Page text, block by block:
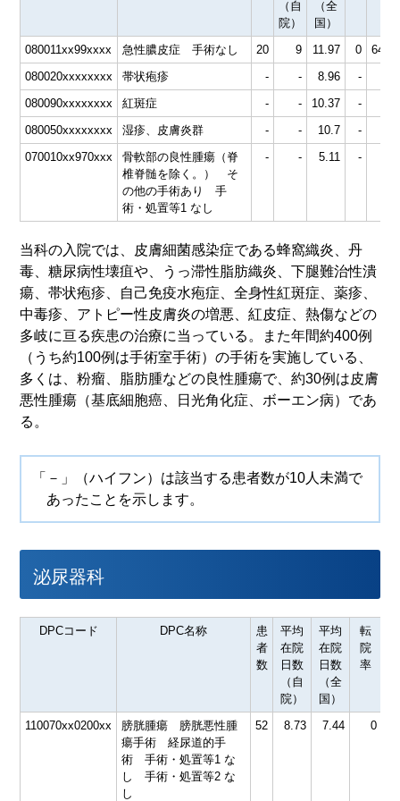
（自
院）
（全
国）
080011xx99xxxx 急性膿皮症 手術なし 20 9 11.97 0
64.25
080020xxxxxxxx
帯状疱疹 - - 8.96 -
080090xxxxxxxx
紅斑症 - - 10.37 -
080050xxxxxxxx
湿疹、皮膚炎群 - - 10.7 -
070010xx970xxx
骨軟部の良性腫瘍（脊
椎脊髄を除く。） そ
の他の手術あり 手
術・処置等1 なし
- - 5.11 -
当科の入院では、皮膚細菌感染症である蜂窩織炎、丹
毒、糖尿病性壊疽や、うっ滞性脂肪織炎、下腿難治性潰
瘍、帯状疱疹、自己免疫水疱症、全身性紅斑症、薬疹、
中毒疹、アトピー性皮膚炎の増悪、紅皮症、熱傷などの
多岐に亘る疾患の治療に当っている。また年間約400例
（うち約100例は手術室手術）の手術を実施している、
多くは、粉瘤、脂肪腫などの良性腫瘍で、約30例は皮膚
悪性腫瘍（基底細胞癌、日光角化症、ボーエン病）であ
る。
「－」（ハイフン）は該当する患者数が10人未満で
あったことを示します。
泌尿器科
DPCコード DPC名称
患
者
数
平均
在院
日数
（自
院）
平均
在院
日数
（全
国）
転
院
率
110070xx0200xx
膀胱腫瘍 膀胱悪性腫
瘍手術 経尿道的手
術 手術・処置等1 な
し 手術・処置等2 な
し
52 8.73 7.44 0